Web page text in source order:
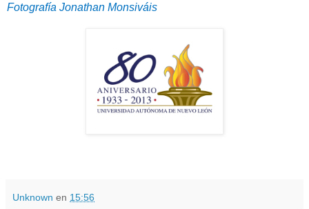
Fotografía Jonathan Monsiváis
Unknown en 15:56